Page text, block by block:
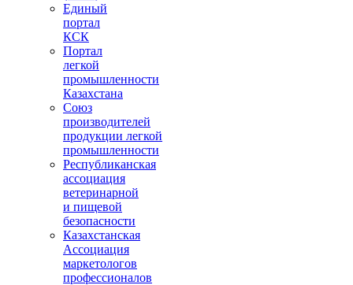
Единый
портал
КСК
Портал
легкой
промышленности
Казахстана
Союз
производителей
продукции легкой
промышленности
Республиканская
ассоциация
ветеринарной
и пищевой
безопасности
Казахстанская
Ассоциация
маркетологов
профессионалов